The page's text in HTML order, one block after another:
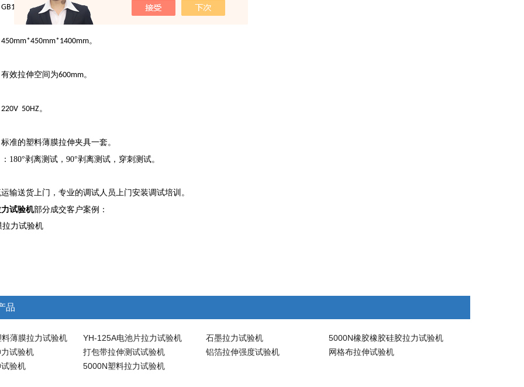
GB13022-91《塑料薄膜拉伸性能试验方法》。
450mm*450mm*1400mm。
效拉伸空间为600mm。
220V 50HZ。
准的塑料薄膜拉伸夹具一套。
180°剥离测试，90°剥离测试，穿刺测试。
输送货上门，专业的调试人员上门安装调试培训 。
试验机部分成交客户案例：
品
薄膜拉力试验机 YH-125A电池片拉力试验机 石墨拉力试验机
5000N橡胶橡胶硅胶拉力试验机
试验机
打包带拉伸测试试验机 铝箔拉伸强度试验机
网格布拉伸试验机
验机
5000N塑料拉力试验机